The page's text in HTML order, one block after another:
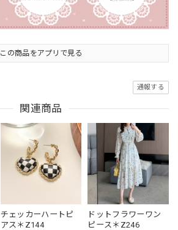
この商品をアプリで見る
通報する
関連商品
チェッカーハートピ
アス＊Z144
ドットフラワーワン
ピース＊Z246